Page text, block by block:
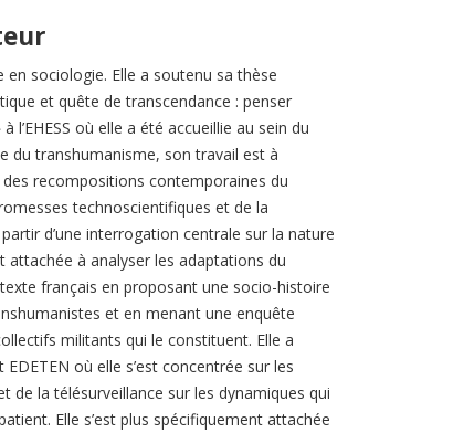
en sociologie. Elle a soutenu sa thèse
et quête de transcendance : penser
l’EHESS où elle a été accueillie au sein du
du transhumanisme, son travail est à
recompositions contemporaines du
technoscientifiques et de la
d’une interrogation centrale sur la nature
attachée à analyser les adaptations du
français en proposant une socio-histoire
et en menant une enquête
militants qui le constituent. Elle a
où elle s’est concentrée sur les
de la télésurveillance sur les dynamiques qui
Elle s’est plus spécifiquement attachée